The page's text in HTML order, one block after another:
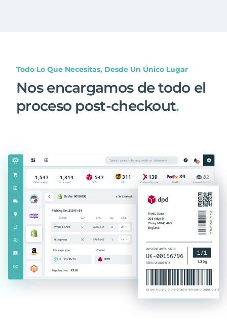
Todo Lo Que Necesitas, Desde Un Único Lugar
Nos encargamos de todo el
proceso post-checkout.